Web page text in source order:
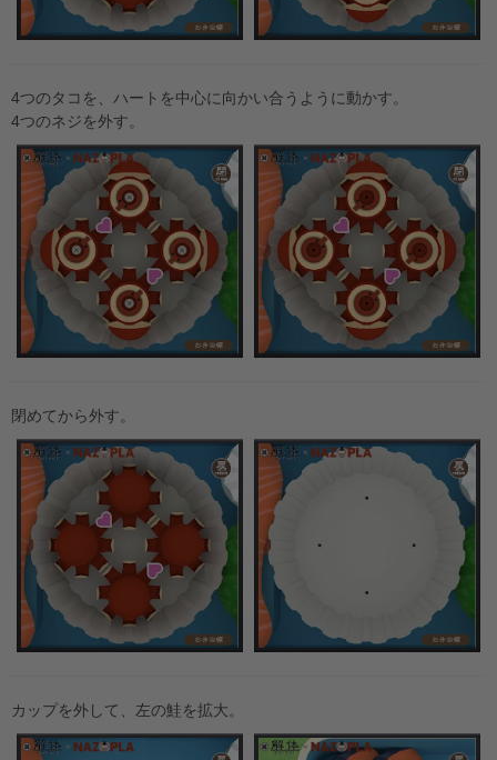
4つのタコを、ハートを中心に向かい合うように動かす。
4つのネジを外す。
閉めてから外す。
カップを外して、左の鮭を拡大。